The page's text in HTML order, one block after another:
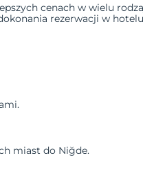
cenach w wielu
rezerwacji w
miast do Niğde.